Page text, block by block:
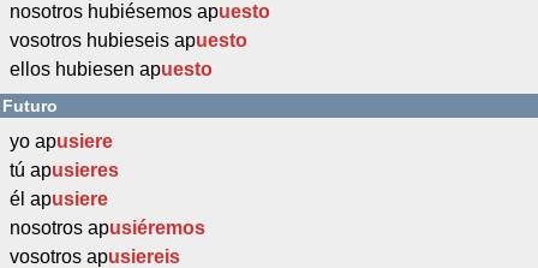
nosotros hubiésemos apuesto
vosotros hubieseis apuesto
ellos hubiesen apuesto
Futuro
yo apusiere
tú apusieres
él apusiere
nosotros apusiéremos
vosotros apusiereis